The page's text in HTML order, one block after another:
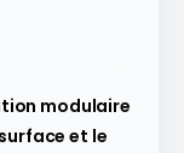
modulaire
et le